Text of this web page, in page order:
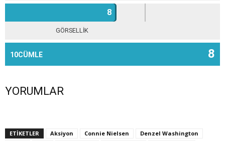
8
GÖRSELLİK
10CÜMLE 8
YORUMLAR
ETİKETLER Aksiyon Connie Nielsen
Denzel Washington